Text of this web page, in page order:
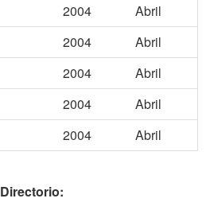
2004
Abril
2004
Abril
2004
Abril
2004
Abril
2004 Abril
Directorio: